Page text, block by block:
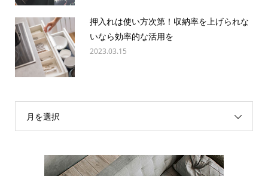
押入れは使い方次第！収納率を上げられな
いなら効率的な活用を
2023.03.15
月を選択